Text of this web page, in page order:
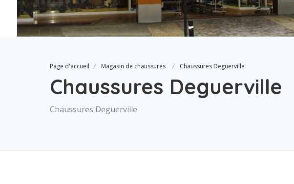
Page d'accueil Magasin de chaussures Chaussures Deguerville
Chaussures Deguerville
Chaussures Deguerville